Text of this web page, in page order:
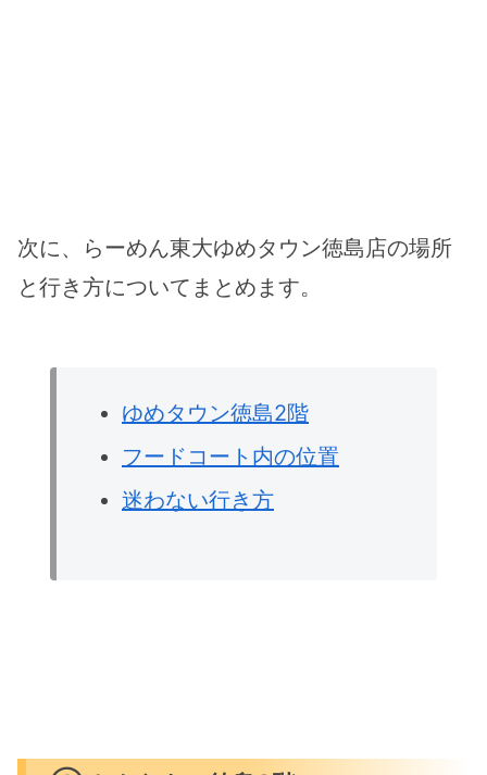
次に、らーめん東大ゆめタウン徳島店の場所
と行き方についてまとめます。
ゆめタウン徳島2階
フードコート内の位置
迷わない行き方